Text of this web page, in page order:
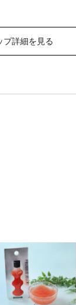
プ詳細を見る